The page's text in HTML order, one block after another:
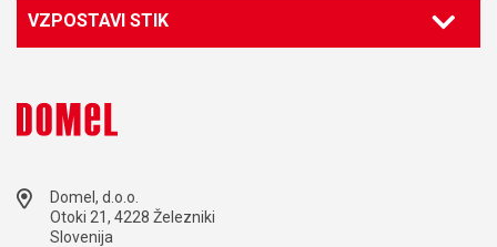
VZPOSTAVI STIK
Domel, d.o.o.
Otoki 21, 4228 Železniki
Slovenija